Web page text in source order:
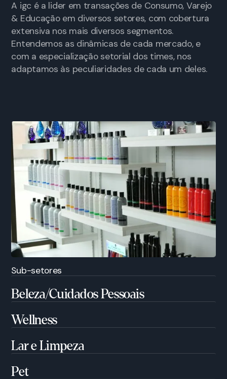
A igc é a lider em transações de Consumo, Varejo
& Educação em diversos setores, com cobertura
extensiva nos mais diversos segmentos.
Entendemos as dinâmicas de cada mercado, e
com a especialização setorial dos times, nos
adaptamos às peculiaridades de cada um deles.
Sub-setores
Beleza/Cuidados Pessoais
Wellness
Lar e Limpeza
Pet